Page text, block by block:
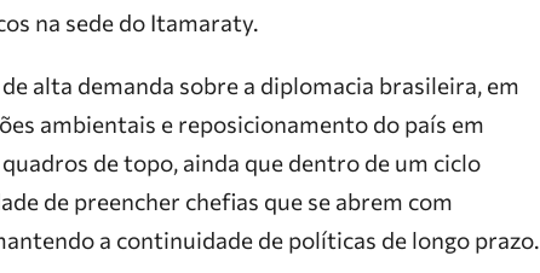
na sede do Itamaraty.
alta demanda sobre a diplomacia brasileira, em
ambientais e reposicionamento do país em
de topo, ainda que dentro de um ciclo
de preencher chefias que se abrem com
a continuidade de políticas de longo prazo.